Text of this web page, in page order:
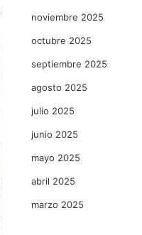
noviembre 2025
octubre 2025
septiembre 2025
agosto 2025
julio 2025
junio 2025
mayo 2025
abril 2025
marzo 2025